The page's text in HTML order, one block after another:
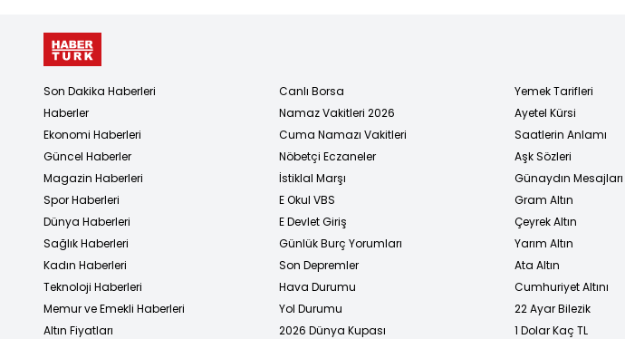
Son Dakika Haberleri
Haberler
Ekonomi Haberleri
Güncel Haberler
Magazin Haberleri
Spor Haberleri
Dünya Haberleri
Sağlık Haberleri
Kadın Haberleri
Teknoloji Haberleri
Memur ve Emekli Haberleri
Altın Fiyatları
Canlı Borsa
Namaz Vakitleri 2026
Cuma Namazı Vakitleri
Nöbetçi Eczaneler
İstiklal Marşı
E Okul VBS
E Devlet Giriş
Günlük Burç Yorumları
Son Depremler
Hava Durumu
Yol Durumu
2026 Dünya Kupası
Yemek Tarifleri
Ayetel Kürsi
Saatlerin Anlamı
Aşk Sözleri
Günaydın Mesajları
Gram Altın
Çeyrek Altın
Yarım Altın
Ata Altın
Cumhuriyet Altını
22 Ayar Bilezik
1 Dolar Kaç TL